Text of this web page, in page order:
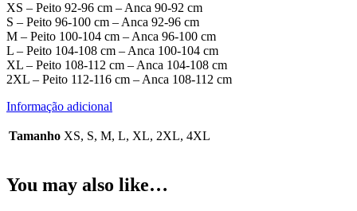
XS – Peito 92-96 cm – Anca 90-92 cm
S – Peito 96-100 cm – Anca 92-96 cm
M – Peito 100-104 cm – Anca 96-100 cm
L – Peito 104-108 cm – Anca 100-104 cm
XL – Peito 108-112 cm – Anca 104-108 cm
2XL – Peito 112-116 cm – Anca 108-112 cm
Informação adicional
Tamanho XS, S, M, L, XL, 2XL, 4XL
You may also like…